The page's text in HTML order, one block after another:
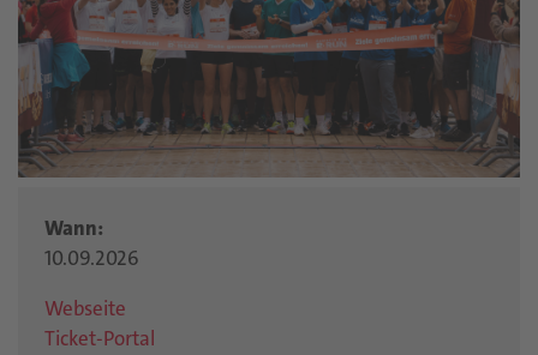
Wann:
10.09.2026
Webseite
Ticket-Portal